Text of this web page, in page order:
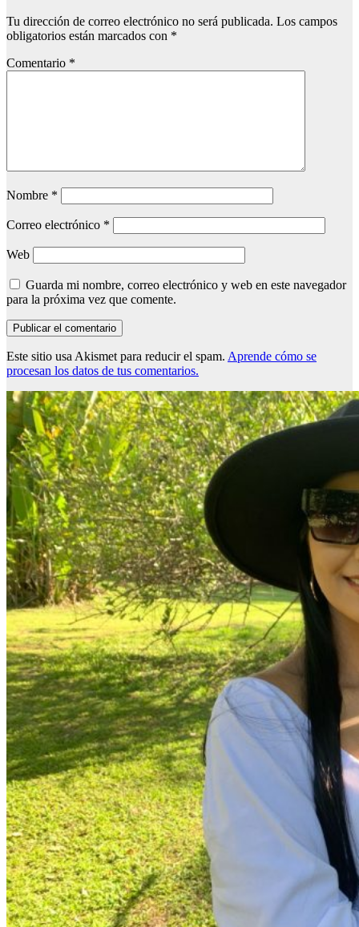
Tu dirección de correo electrónico no será publicada. Los campos
obligatorios están marcados con *
Comentario *
Nombre *
Correo electrónico *
Web
Guarda mi nombre, correo electrónico y web en este navegador
para la próxima vez que comente.
Este sitio usa Akismet para reducir el spam. Aprende cómo se
procesan los datos de tus comentarios.